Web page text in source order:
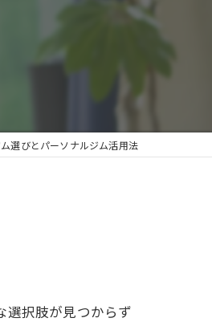
選びとパーソナルジム活用法
選択肢が見つからず